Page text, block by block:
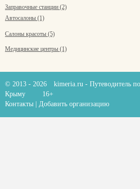
Заправочные станции (2)
Автосалоны (1)
Салоны красоты (5)
Медицинские центры (1)
© 2013 - 2026 kimeria.ru - Путеводитель
Крыму
16+
Контакты
Добавить организацию